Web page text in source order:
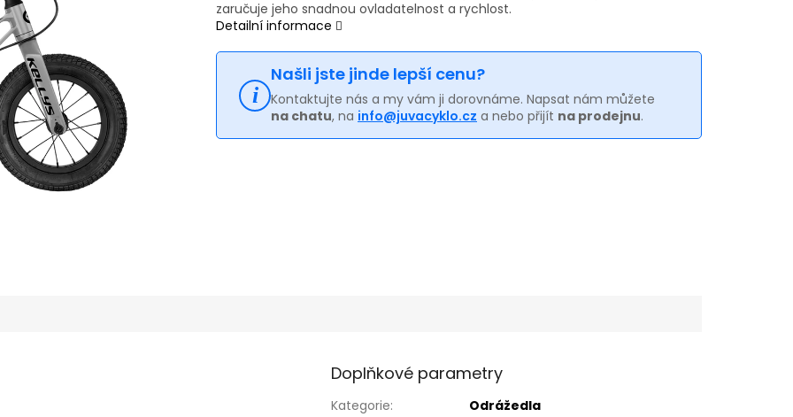
zaručuje jeho snadnou ovladatelnost a rychlost.
Detailní informace
Našli jste jinde lepší cenu?
Kontaktujte nás a my vám ji dorovnáme. Napsat nám můžete
na chatu, na info@juvacyklo.cz a nebo přijít na prodejnu.
Doplňkové parametry
Kategorie:
Odrážedla